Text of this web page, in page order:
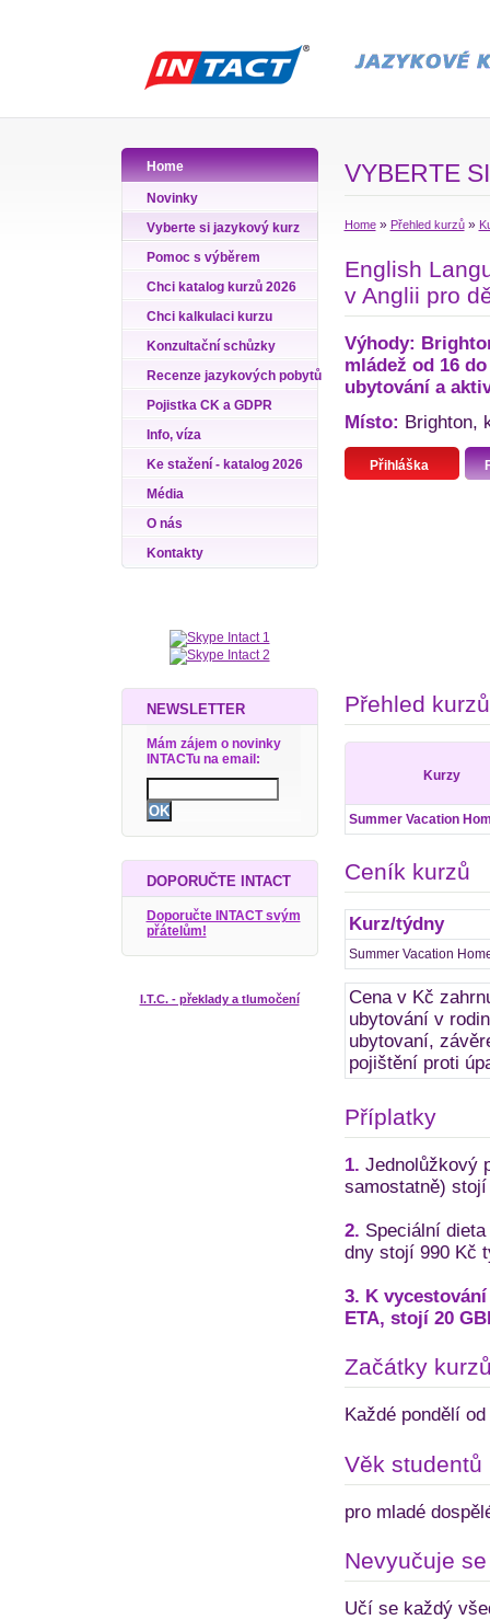
Home
Novinky
Vyberte si jazykový kurz
Pomoc s výběrem
Chci katalog kurzů 2026
Chci kalkulaci kurzu
Konzultační schůzky
Recenze jazykových pobytů
Pojistka CK a GDPR
Info, víza
Ke stažení - katalog 2026
Média
O nás
Kontakty
NEWSLETTER
Mám zájem o novinky
INTACTu na email:
DOPORUČTE INTACT
Doporučte INTACT svým
přátelům!
I.T.C. - překlady a tlumočení
VYBERTE
Home» Přehled kurzů»
English
v Anglii pro
Výhody:
mládež od 16
ubytování a
Místo: Brighton,
Přihláška
Přehled kurzů
Kurzy
Summer Vacation
Ceník kurzů
Kurz/týdny
Summer Vacation
Cena v Kč
ubytování v
ubytovaní,
pojištění proti
Příplatky
1. Jednolůžkový
samostatně)
2. Speciální
dny stojí 990 Kč
3. K
ETA, stojí 20
Začátky
Každé pondělí
Věk studentů
pro mladé
Nevyučuje se
Učí se každý